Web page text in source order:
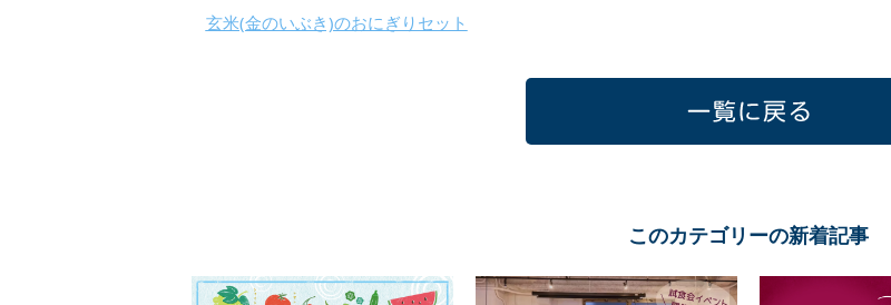
玄米(金のいぶき)のおにぎりセット
このカテゴリーの新着記事